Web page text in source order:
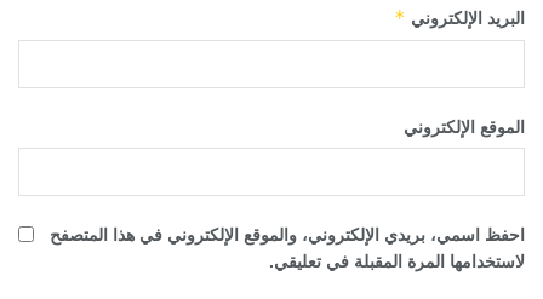
البريد الإلكتروني *
الموقع الإلكتروني
احفظ اسمي، بريدي الإلكتروني، والموقع الإلكتروني في هذا المتصفح
لاستخدامها المرة المقبلة في تعليقي.